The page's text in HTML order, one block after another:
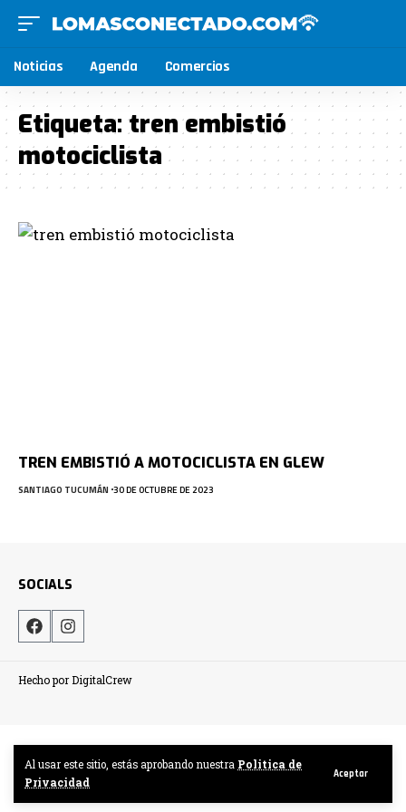
Al usar este sitio, estás aprobando nuestra Politica de
Privacidad
Aceptar
Noticias Agenda Comercios
Etiqueta:tren embistió
motociclista
TREN EMBISTIÓ A MOTOCICLISTA EN GLEW
SANTIAGO TUCUMÁN 30 DE OCTUBRE DE 2023
SOCIALS
Hecho por DigitalCrew